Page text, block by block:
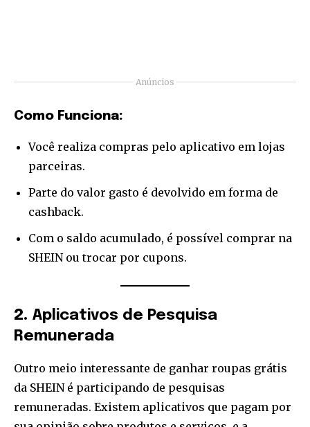
Anúncios
Como Funciona:
Você realiza compras pelo aplicativo em lojas
parceiras.
Parte do valor gasto é devolvido em forma de
cashback.
Com o saldo acumulado, é possível comprar na
SHEIN ou trocar por cupons.
2. Aplicativos de Pesquisa
Remunerada
Outro meio interessante de ganhar roupas grátis
da SHEIN é participando de pesquisas
remuneradas. Existem aplicativos que pagam por